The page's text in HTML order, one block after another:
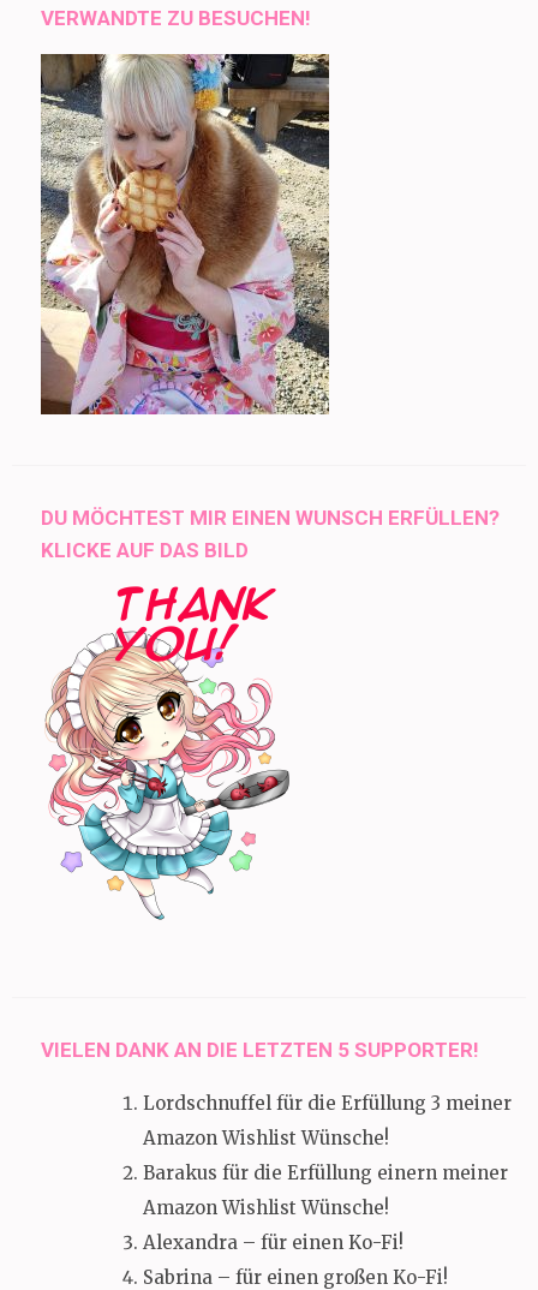
VERWANDTE ZU BESUCHEN!
DU MÖCHTEST MIR EINEN WUNSCH ERFÜLLEN?
KLICKE AUF DAS BILD
VIELEN DANK AN DIE LETZTEN 5 SUPPORTER!
Lordschnuffel für die Erfüllung 3 meiner
Amazon Wishlist Wünsche!
Barakus für die Erfüllung einern meiner
Amazon Wishlist Wünsche!
Alexandra – für einen Ko-Fi!
Sabrina – für einen großen Ko-Fi!